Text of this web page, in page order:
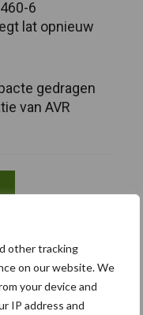
other tracking
on our website. We
your device and
IP address and
6
lat opnieuw
gedragen
van AVR